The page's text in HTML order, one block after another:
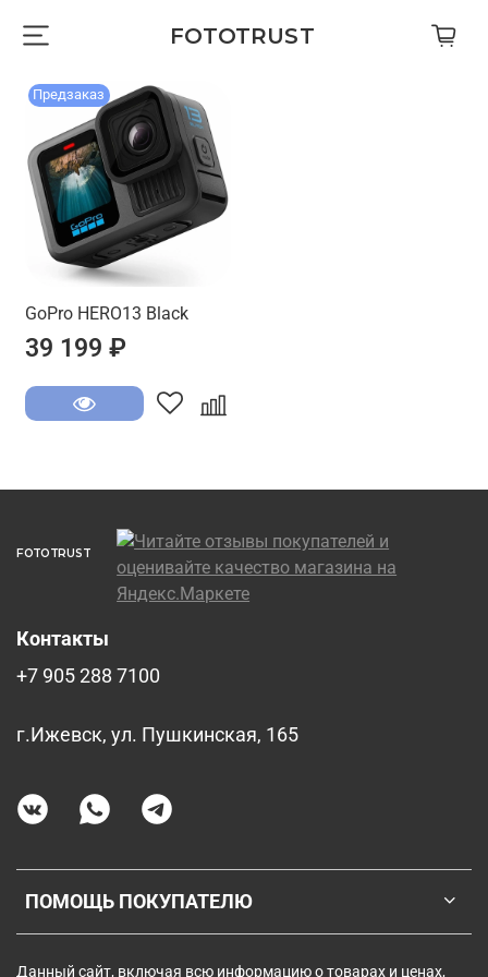
FOTOTRUST
Предзаказ
GoPro HERO13 Black
39 199 ₽
FOTOTRUST
ПОМОЩЬ ПОКУПАТЕЛЮ
Контакты
+7 905 288 7100
г.Ижевск, ул. Пушкинская, 165
Данный сайт, включая всю информацию о товарах и ценах,